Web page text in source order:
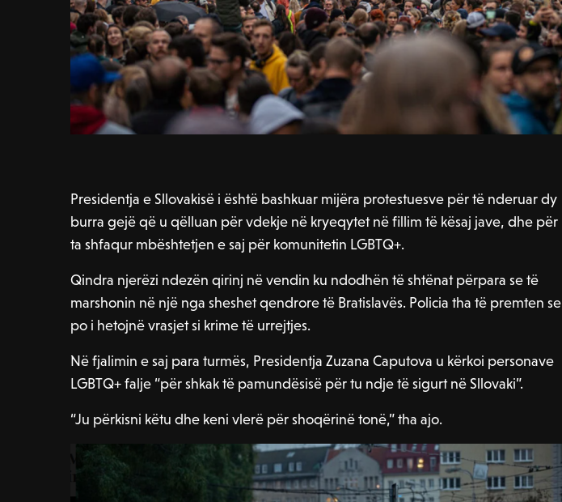
Presidentja e Sllovakisë i është bashkuar mijëra protestuesve për të nderuar dy
burra gejë që u qëlluan për vdekje në kryeqytet në fillim të kësaj jave, dhe për
ta shfaqur mbështetjen e saj për komunitetin LGBTQ+.
Qindra njerëzi ndezën qirinj në vendin ku ndodhën të shtënat përpara se të
marshonin në një nga sheshet qendrore të Bratislavës. Policia tha të premten se
po i hetojnë vrasjet si krime të urrejtjes.
Në fjalimin e saj para turmës, Presidentja Zuzana Caputova u kërkoi personave
LGBTQ+ falje “për shkak të pamundësisë për tu ndje të sigurt në Sllovaki”.
“Ju përkisni këtu dhe keni vlerë për shoqërinë tonë,” tha ajo.